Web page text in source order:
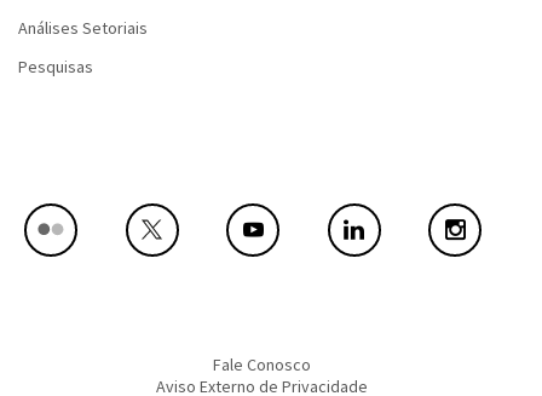
Análises Setoriais
Pesquisas
Fale Conosco
Aviso Externo de Privacidade